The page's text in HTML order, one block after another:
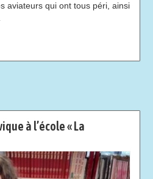
aviateurs qui ont tous péri, ainsi
à l’école « La